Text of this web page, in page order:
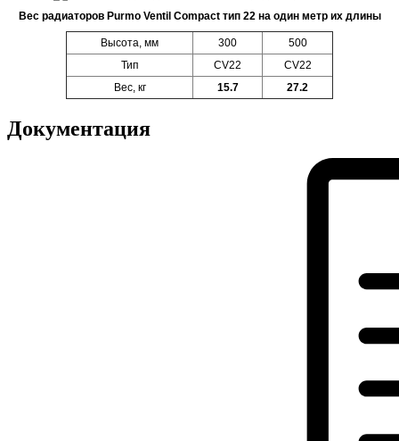
Вес радиаторов Purmo Ventil Compact тип 22 на один метр их длины
Высота, мм 300
500
Тип
CV22
CV22
Вес, кг
15.7 27.2
Документация